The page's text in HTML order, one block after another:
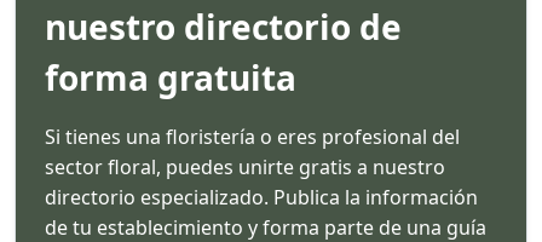
nuestro directorio de
forma gratuita
Si tienes una floristería o eres profesional del
sector floral, puedes unirte gratis a nuestro
directorio especializado. Publica la información
de tu establecimiento y forma parte de una guía